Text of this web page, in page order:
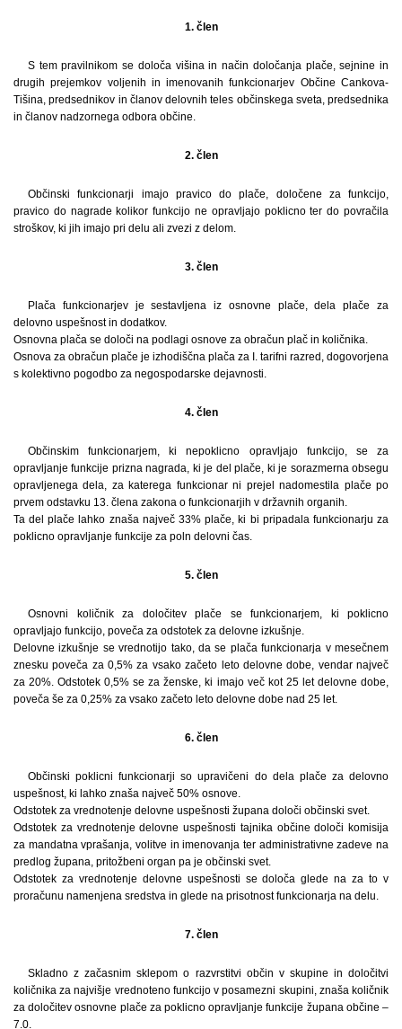
1. člen
S tem pravilnikom se določa višina in način določanja plače, sejnine in
drugih prejemkov voljenih in imenovanih funkcionarjev Občine Cankova-
Tišina, predsednikov in članov delovnih teles občinskega sveta, predsednika
in članov nadzornega odbora občine.
2. člen
Občinski funkcionarji imajo pravico do plače, določene za funkcijo,
pravico do nagrade kolikor funkcijo ne opravljajo poklicno ter do povračila
stroškov, ki jih imajo pri delu ali zvezi z delom.
3. člen
Plača funkcionarjev je sestavljena iz osnovne plače, dela plače za
delovno uspešnost in dodatkov.
Osnovna plača se določi na podlagi osnove za obračun plač in količnika.
Osnova za obračun plače je izhodiščna plača za I. tarifni razred, dogovorjena
s kolektivno pogodbo za negospodarske dejavnosti.
4. člen
Občinskim funkcionarjem, ki nepoklicno opravljajo funkcijo, se za
opravljanje funkcije prizna nagrada, ki je del plače, ki je sorazmerna obsegu
opravljenega dela, za katerega funkcionar ni prejel nadomestila plače po
prvem odstavku 13. člena zakona o funkcionarjih v državnih organih.
Ta del plače lahko znaša največ 33% plače, ki bi pripadala funkcionarju za
poklicno opravljanje funkcije za poln delovni čas.
5. člen
Osnovni količnik za določitev plače se funkcionarjem, ki poklicno
opravljajo funkcijo, poveča za odstotek za delovne izkušnje.
Delovne izkušnje se vrednotijo tako, da se plača funkcionarja v mesečnem
znesku poveča za 0,5% za vsako začeto leto delovne dobe, vendar največ
za 20%. Odstotek 0,5% se za ženske, ki imajo več kot 25 let delovne dobe,
poveča še za 0,25% za vsako začeto leto delovne dobe nad 25 let.
6. člen
Občinski poklicni funkcionarji so upravičeni do dela plače za delovno
uspešnost, ki lahko znaša največ 50% osnove.
Odstotek za vrednotenje delovne uspešnosti župana določi občinski svet.
Odstotek za vrednotenje delovne uspešnosti tajnika občine določi komisija
za mandatna vprašanja, volitve in imenovanja ter administrativne zadeve na
predlog župana, pritožbeni organ pa je občinski svet.
Odstotek za vrednotenje delovne uspešnosti se določa glede na za to v
proračunu namenjena sredstva in glede na prisotnost funkcionarja na delu.
7. člen
Skladno z začasnim sklepom o razvrstitvi občin v skupine in določitvi
količnika za najvišje vrednoteno funkcijo v posamezni skupini, znaša količnik
za določitev osnovne plače za poklicno opravljanje funkcije župana občine –
7.0.